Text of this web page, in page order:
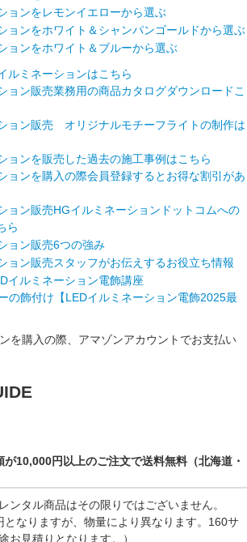
10,000円以上のご注文で送料無料（北海道・
ンタル商品はその限りではございません。
となりますが、物量により異なります。160サ
お見積りとなります。）